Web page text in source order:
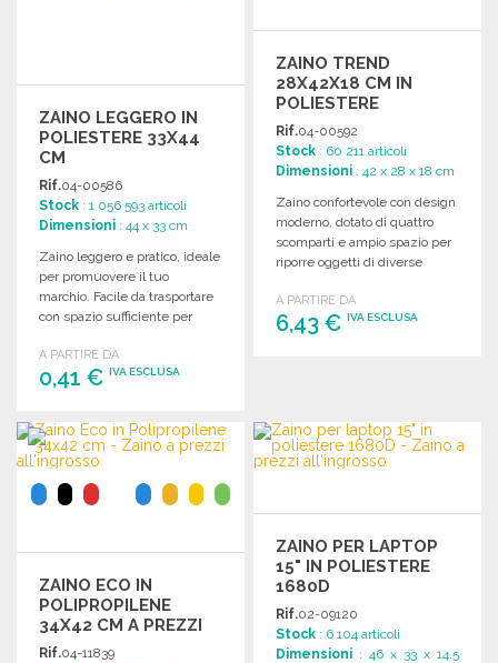
ZAINO LEGGERO IN
POLIESTERE 33X44
CM
Rif.04-00586
Stock : 1 056 593 articoli
Dimensioni : 44 x 33 cm
Zaino leggero e pratico, ideale
per promuovere il tuo
marchio. Facile da trasportare
con spazio sufficiente per
Dimensioni: 33 x 44 cm.
A PARTIRE DA
0,41 € IVA ESCLUSA
ORDINARE
Richiedi un preventivo
ZAINO TREND
28X42X18 CM IN
POLIESTERE
Rif.04-00592
Stock : 60 211 articoli
Dimensioni : 42 x 28 x 18 cm
Zaino confortevole con design
moderno, dotato di quattro
scomparti e ampio spazio per
riporre oggetti di diverse
42 x 18 cm.
A PARTIRE DA
6,43 €IVA ESCLUSA
ZAINO ECO IN
POLIPROPILENE
34X42 CM A PREZZI
ALL'INGROSSO
Rif.04-11839
ZAINO PER LAPTOP
15" IN POLIESTERE
1680D
Rif.02-09120
Stock : 6 104 articoli
Dimensioni : 46 x 33 x 14.5